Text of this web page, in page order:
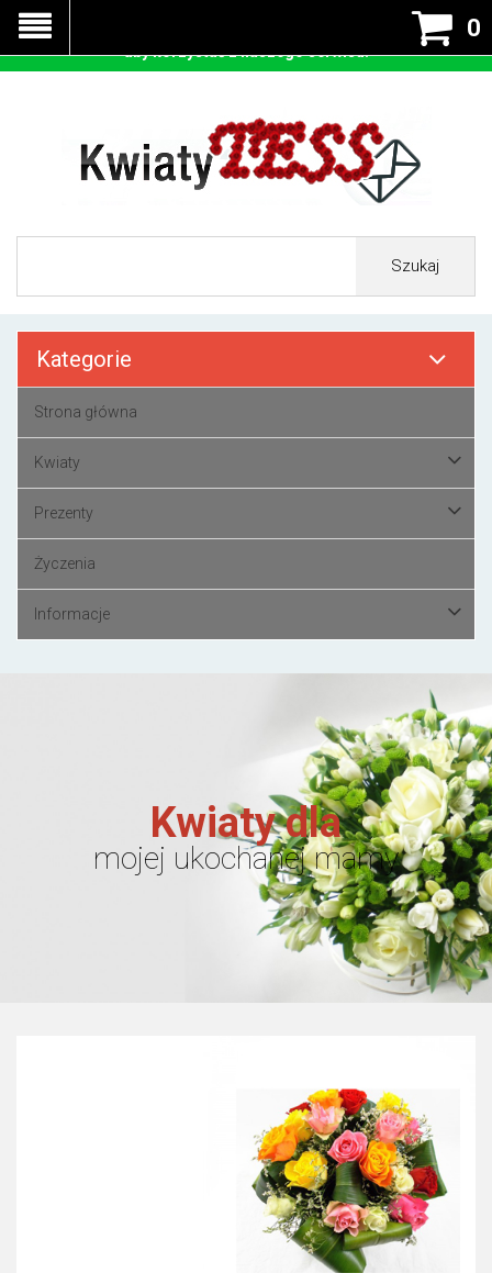
0
Szukaj
Kategorie
Strona główna
Kwiaty
Prezenty
Życzenia
Informacje
Kwiaty dla
mojej ukochanej mamy
Nasza strona korzysta z cookies - czyli tzw ciastek w celu
prawidłowego działania. Zaakceptuj przyjmowanie cookies
aby korzystać z naszego serwisu.